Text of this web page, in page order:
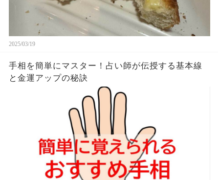
2025/03/19
手相を簡単にマスター！占い師が伝授する基本線
と金運アップの秘訣